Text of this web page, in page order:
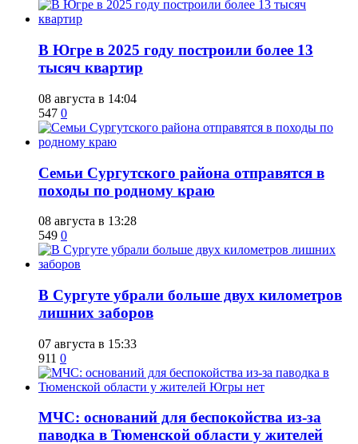
​В Югре в 2025 году построили более 13
тысяч квартир
08 августа в 14:04
547 0
​Семьи Сургутского района отправятся в
походы по родному краю
08 августа в 13:28
549 0
​В Сургуте убрали больше двух километров
лишних заборов
07 августа в 15:33
911 0
​МЧС: оснований для беспокойства из-за
паводка в Тюменской области у жителей